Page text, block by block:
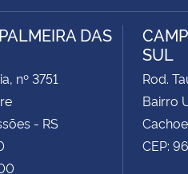
DAS
nº 3751
- RS
SUL
Rod.
Bairro
CEP: